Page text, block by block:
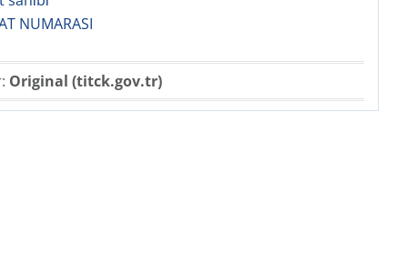
NUMARASI
Original (titck.gov.tr)